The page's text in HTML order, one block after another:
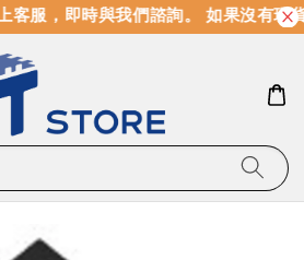
服，即時與我們諮詢。 如果沒有現